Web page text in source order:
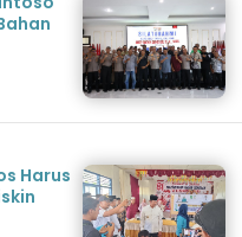
Harus